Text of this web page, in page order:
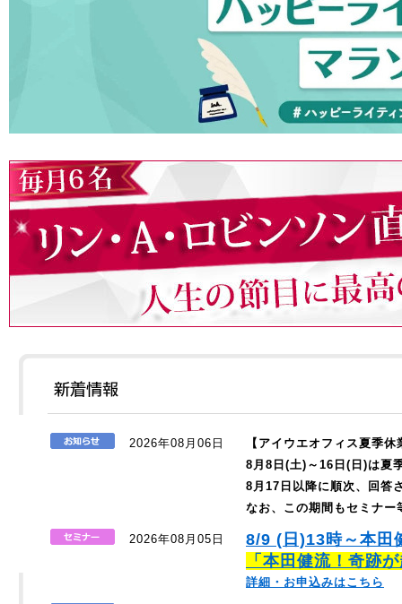
2026年08月06日
【アイウエオフィス夏季
8月8日(土)～16日(日)は夏
8月17日以降に順次、回答
なお、この期間もセミナ
2026年08月05日
8/9 (日)13時～本田
「本田健流！奇跡
詳細・お申込みはこちら